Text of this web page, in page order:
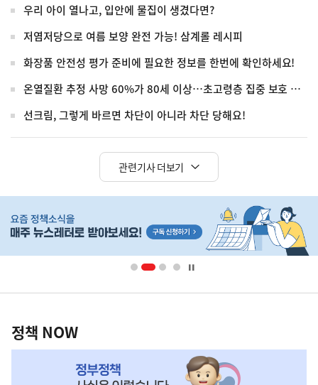
우리 아이 열나고, 입안에 물집이 생겼다면?
저염저당으로 여름 보양 완전 가능! 삼계롤 레시피
화장품 안전성 평가 준비에 필요한 정보를 한번에 확인하세요!
온열질환 추정 사망 60%가 80세 이상…초고령층 집중 보호 강화
선크림, 그렇게 바르면 차단이 아니라 차단 당해요!
관련기사 더보기
단
배
영
책
NOW,
정책 NOW